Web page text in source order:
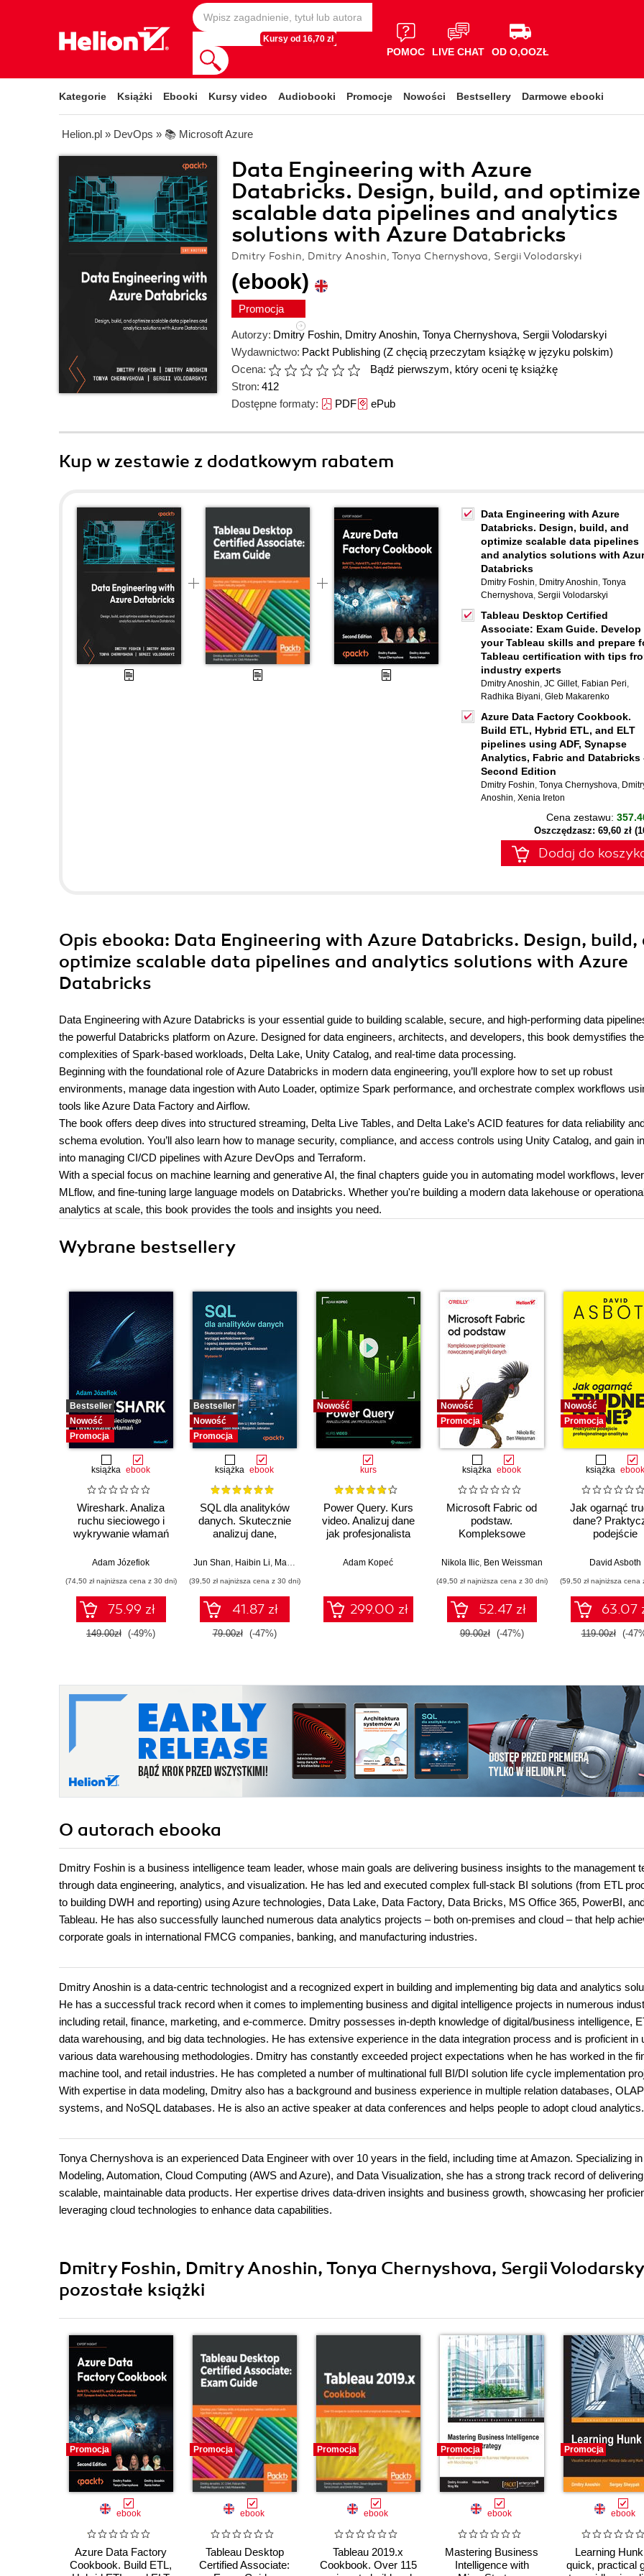
Kursy od 16,70 zł
POMOC LIVE CHAT OD O,OOZŁ
Kategorie Książki Ebooki Kursy video Audiobooki Promocje Nowości Bestsellery Darmowe ebooki
Helion.pl » DevOps » 📚 Microsoft Azure
Data Engineering with Azure
Databricks. Design, build, and optimize
scalable data pipelines and analytics
solutions with Azure Databricks
Dmitry Foshin, Dmitry Anoshin, Tonya Chernyshova, Sergii Volodarskyi
(ebook)
Promocja
Autorzy: Dmitry Foshin, Dmitry Anoshin, Tonya Chernyshova, Sergii Volodarskyi
Wydawnictwo: Packt Publishing (Z chęcią przeczytam książkę w języku polskim)
Ocena:
Bądź pierwszym, który oceni tę książkę
Stron: 412
Dostępne formaty: PDFePub
Kup w zestawie z dodatkowym rabatem
Data Engineering with Azure
Databricks. Design, build, and
optimize scalable data pipelines
and analytics solutions with
Databricks
Dmitry Foshin, Dmitry Anoshin, Tonya
Chernyshova, Sergii Volodarskyi
Tableau Desktop Certified
Associate: Exam Guide. Develop
your Tableau skills and prepare
Tableau certification with tips
industry experts
Dmitry Anoshin, JC Gillet, Fabian Peri,
Radhika Biyani, Gleb Makarenko
Azure Data Factory Cookbook.
Build ETL, Hybrid ETL, and ELT
pipelines using ADF, Synapse
Analytics, Fabric and Databricks
Second Edition
Dmitry Foshin, Tonya Chernyshova,
Anoshin, Xenia Ireton
Cena zestawu:
Oszczędzasz: 69,60 zł
Dodaj do
Opis ebooka: Data Engineering with Azure Databricks. Design, build,
optimize scalable data pipelines and analytics solutions with Azure
Databricks
Data Engineering with Azure Databricks is your essential guide to building scalable, secure, and high-performing data
the powerful Databricks platform on Azure. Designed for data engineers, architects, and developers, this book demystifies the
complexities of Spark-based workloads, Delta Lake, Unity Catalog, and real-time data processing.
Beginning with the foundational role of Azure Databricks in modern data engineering, you’ll explore how to set up robust
environments, manage data ingestion with Auto Loader, optimize Spark performance, and orchestrate complex workflows
tools like Azure Data Factory and Airflow.
The book offers deep dives into structured streaming, Delta Live Tables, and Delta Lake’s ACID features for data reliability
schema evolution. You’ll also learn how to manage security, compliance, and access controls using Unity Catalog, and gain
into managing CI/CD pipelines with Azure DevOps and Terraform.
With a special focus on machine learning and generative AI, the final chapters guide you in automating model workflows,
MLflow, and fine-tuning large language models on Databricks. Whether you're building a modern data lakehouse or
analytics at scale, this book provides the tools and insights you need.
Wybrane bestsellery
Bestseller
Nowość
Promocja
książka ebook
Wireshark. Analiza
ruchu sieciowego i
wykrywanie włamań
Adam Józefiok
(74,50 zł najniższa cena z 30 dni)
75.99 zł
149.00zł (-49%)
Bestseller
Nowość
Promocja
książka ebook
SQL dla analityków
danych. Skutecznie
analizuj dane,
wartościowe wnioski i
zaawansowany SQL
na potrzeby
praktycznych
zastosowań.
Wydanie IV
Jun Shan, Haibin Li, Matt Goldwasser ,Upom Malik, Benjamin Johnston
(39,50 zł najniższa cena z 30 dni)
41.87 zł
79.00zł (-47%)
Nowość
kurs
Power Query. Kurs
video. Analizuj dane
jak profesjonalista
Adam Kopeć
299.00 zł
Nowość
Promocja
książka ebook
Microsoft Fabric od
podstaw.
Kompleksowe
nowoczesnej
Nikola Ilic, Ben Weissman
(49,50 zł najniższa cena z 30 dni)
52.47 zł
99.00zł (-47%)
Nowość
Promocja
książka ebook
Jak ogarnąć
dane?
podejście
analityka
David Asboth
(59,50 zł najniższa cena
63.07
119.00zł (-
O autorach ebooka
Dmitry Foshin is a business intelligence team leader, whose main goals are delivering business insights to the management
through data engineering, analytics, and visualization. He has led and executed complex full-stack BI solutions (from ETL
to building DWH and reporting) using Azure technologies, Data Lake, Data Factory, Data Bricks, MS Office 365, PowerBI,
Tableau. He has also successfully launched numerous data analytics projects – both on-premises and cloud – that help
corporate goals in international FMCG companies, banking, and manufacturing industries.
Dmitry Anoshin is a data-centric technologist and a recognized expert in building and implementing big data and analytics
He has a successful track record when it comes to implementing business and digital intelligence projects in numerous
including retail, finance, marketing, and e-commerce. Dmitry possesses in-depth knowledge of digital/business intelligence,
data warehousing, and big data technologies. He has extensive experience in the data integration process and is proficient in
various data warehousing methodologies. Dmitry has constantly exceeded project expectations when he has worked in the
machine tool, and retail industries. He has completed a number of multinational full BI/DI solution life cycle implementation
With expertise in data modeling, Dmitry also has a background and business experience in multiple relation databases, OLAP
systems, and NoSQL databases. He is also an active speaker at data conferences and helps people to adopt cloud analytics.
Tonya Chernyshova is an experienced Data Engineer with over 10 years in the field, including time at Amazon. Specializing
Modeling, Automation, Cloud Computing (AWS and Azure), and Data Visualization, she has a strong track record of delivering
scalable, maintainable data products. Her expertise drives data-driven insights and business growth, showcasing her
leveraging cloud technologies to enhance data capabilities.
Dmitry Foshin, Dmitry Anoshin, Tonya Chernyshova, Sergii
pozostałe książki
Promocja
ebook
Azure Data Factory
Cookbook. Build ETL,
Promocja
ebook
Tableau Desktop
Certified Associate:
Promocja
ebook
Tableau 2019.x
Cookbook. Over 115
Promocja
ebook
Mastering Business
Intelligence with
Promocja
ebook
Learning
quick, practical